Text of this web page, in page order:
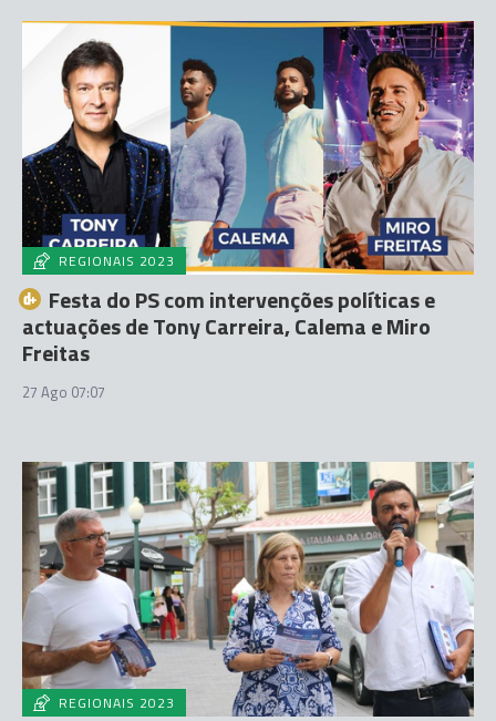
REGIONAIS 2023
Festa do PS com intervenções políticas e
actuações de Tony Carreira, Calema e Miro
Freitas
27 Ago 07:07
REGIONAIS 2023